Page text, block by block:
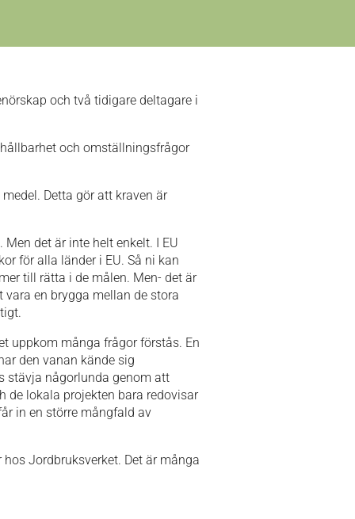
och två tidigare deltagare i
och omställningsfrågor
Detta gör att kraven är
det är inte helt enkelt. I EU
för alla länder i EU. Så ni kan
till rätta i de målen. Men- det är
en brygga mellan de stora
uppkom många frågor förstås. En
den vanan kände sig
stävja någorlunda genom att
de lokala projekten bara redovisar
in en större mångfald av
Jordbruksverket. Det är många